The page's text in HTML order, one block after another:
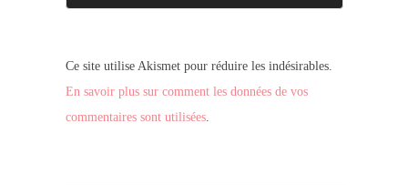
Ce site utilise Akismet pour réduire les indésirables.
En savoir plus sur comment les données de vos
commentaires sont utilisées.